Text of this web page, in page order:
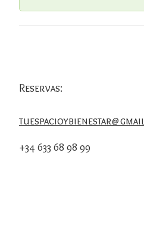
Reservas:
+34 633 68 98 99